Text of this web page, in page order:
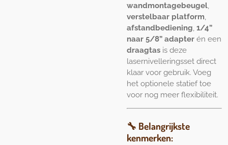
wandmontagebeugel,
verstelbaar platform,
afstandbediening, 1/4”
naar 5/8” adapter én een
draagtas is deze
lasernivelleringsset direct
klaar voor gebruik. Voeg
het optionele statief toe
voor nog meer flexibiliteit.
🔧 Belangrijkste
kenmerken: